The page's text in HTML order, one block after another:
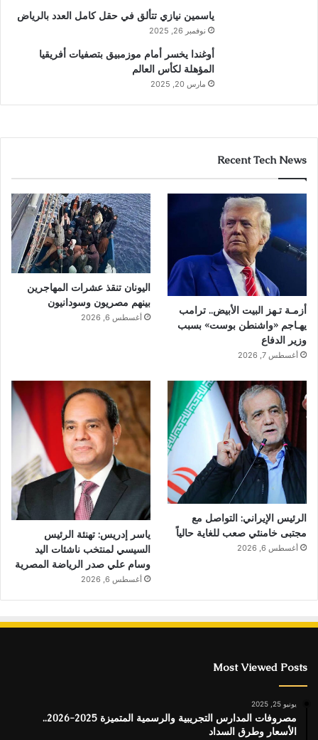
ياسمين نيازي تتألق في حقل كامل العدد بالرياض
نوفمبر 26, 2025
أوغندا يخسر أمام موزمبيق بتصفيات أفريقيا
المؤهلة لكأس العالم
مارس 20, 2025
Recent Tech News
أزمـة تـهز البيت الأبيض.. ترامب
يهـاجم «واشنطن بوست» بسبب
وزير الدفاع
أغسطس 7, 2026
اليونان تنقذ عشرات المهاجرين
بينهم مصريون وسودانيون
أغسطس 6, 2026
الرئيس الإيراني: التواصل مع
مجتبى خامنئي صعب للغاية حالياً
أغسطس 6, 2026
ياسر إدريس: تهنئة الرئيس
السيسي لمنتخب ناشئات اليد
وسام علي صدر الرياضة المصرية
أغسطس 6, 2026
Most Viewed Posts
يونيو 25, 2025
مصروفات المدارس التجريبية والرسمية المتميزة 2025-2026..
الأسعار وطرق السداد